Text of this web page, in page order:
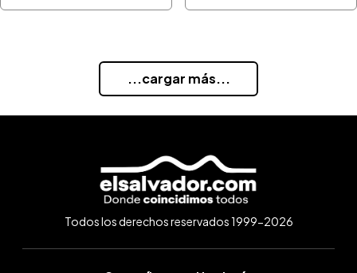
...cargar más...
Todos los derechos reservados 1999-2026